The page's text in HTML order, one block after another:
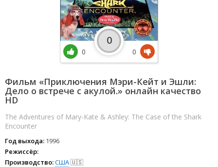
Фильм «Приключения Мэри-Кейт и Эшли:
Дело о встрече с акулой.» онлайн качество
HD
The Adventures of Mary-Kate & Ashley: The Case of the Shark
Encounter
Год выхода: 1996
Режиссёр:
Производство:США🇺🇸
0
0
0